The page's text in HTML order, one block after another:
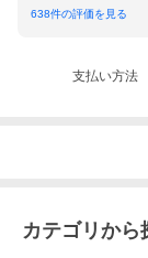
638件の評価を見る
支払い方法
カテゴリから